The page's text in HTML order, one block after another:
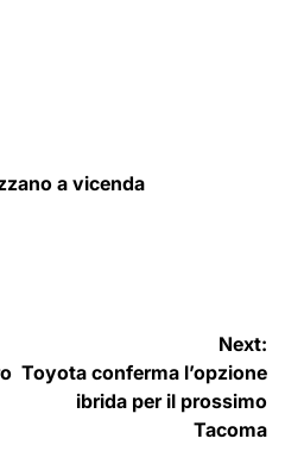
a vicenda
Next:
Toyota conferma l’opzione
ibrida per il prossimo
Tacoma